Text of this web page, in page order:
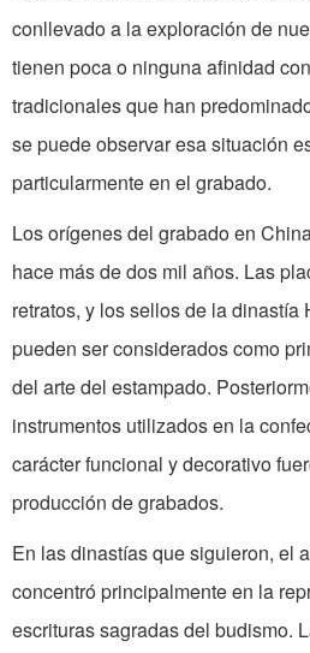
conllevado a la exploración de
tienen poca o ninguna afinidad
tradicionales que han
se puede observar esa situación
particularmente en el grabado.
Los orígenes del grabado en
hace más de dos mil años. Las
retratos, y los sellos de la dinastía
pueden ser considerados como
del arte del estampado.
instrumentos utilizados en la
carácter funcional y decorativo
producción de grabados.
En las dinastías que siguieron, el
concentró principalmente en la
escrituras sagradas del budismo.